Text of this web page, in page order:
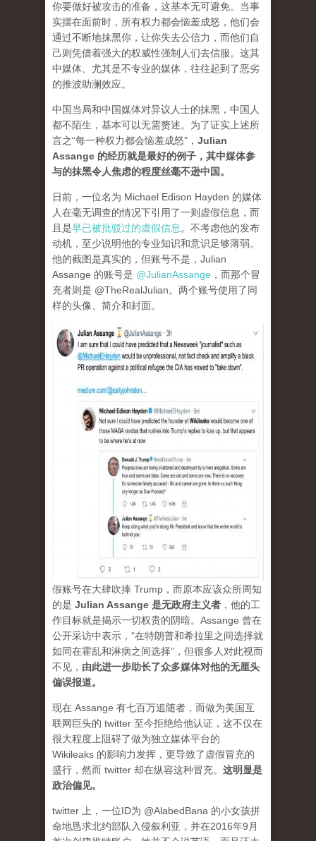
你要做好被攻击的准备，这基本无可避免。当事
实摆在面前时，所有权力都会恼羞成怒，他们会
通过不断地抹黑你，让你失去公信力，而他们自
己则凭借着强大的权威性强制人们去信服。这其
中媒体、尤其是不专业的媒体，往往起到了恶劣
的推波助澜效应。
中国当局和中国媒体对异议人士的抹黑，中国人
都不陌生，基本可以无需赘述。为了证实上述所
言之“每一种权力都会恼羞成怒”， Julian
Assange 的经历就是最好的例子，其中媒体参
与的抹黑令人焦虑的程度丝毫不逊中国。
日前，一位名为 Michael Edison Hayden 的媒体
人在毫无调查的情况下引用了一则虚假信息，而
且是早已被批驳过的虚假信息 。不考虑他的发布
动机，至少说明他的专业知识和意识足够薄弱。
他的截图是真实的，但账号不是，Julian
Assange 的账号是 @JulianAssange ，而那个冒
充者则是 @TheRealJulian。两个账号使用了同
样的头像、简介和封面。
假账号在大肆吹捧 Trump，而原本应该众所周知
的是 Julian Assange 是无政府主义者 ，他的工
作目标就是揭示一切权贵的阴暗。Assange 曾在
公开采访中表示，“在特朗普和希拉里之间选择就
如同在霍乱和淋病之间选择”，但很多人对此视而
不见， 由此进一步助长了众多媒体对他的无厘头
偏误报道。
现在 Assange 有七百万追随者，而做为美国互
联网巨头的 twitter 至今拒绝给他认证，这不仅在
很大程度上阻碍了做为独立媒体平台的
Wikileaks 的影响力发挥，更导致了虚假冒充的
盛行，然而 twitter 却在纵容这种冒充。 这明显是
政治偏见。
twitter 上，一位ID为 @AlabedBana 的小女孩拼
命地恳求北约部队入侵叙利亚，并在2016年9月